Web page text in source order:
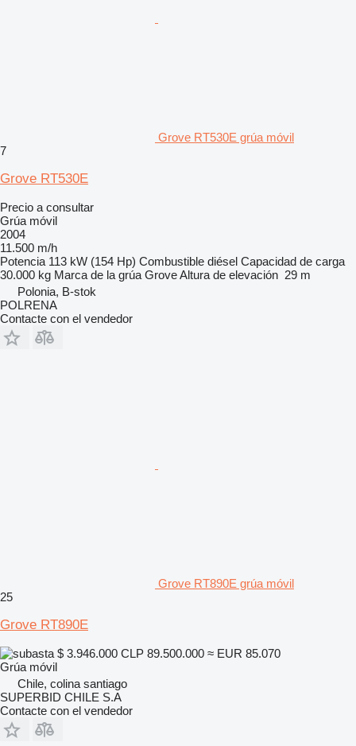
Grove RT530E grúa móvil
7
Grove RT530E
Precio a consultar
Grúa móvil
2004
11.500 m/h
Potencia 113 kW (154 Hp) Combustible diésel Capacidad de carga
30.000 kg Marca de la grúa GroveAltura de elevación 29 m
Polonia, B-stok
POLRENA
Contacte con el vendedor
Grove RT890E grúa móvil
25
Grove RT890E
$ 3.946.000 CLP 89.500.000 ≈ EUR 85.070
Grúa móvil
Chile, colina santiago
SUPERBID CHILE S.A
Contacte con el vendedor